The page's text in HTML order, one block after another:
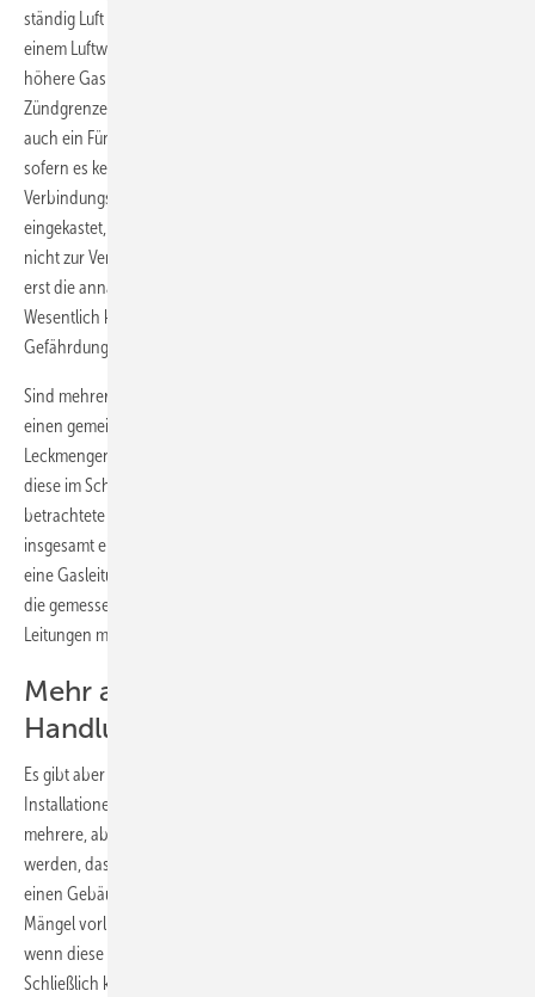
ständig Luft hinein und ausgetretenes Gas verlässt den Raum. Bei
einem Luftwechsel•= 0,4 entsteht unter diesen Bedingungen keine
höhere Gaskonzentration als von 1,25 Volumenprozent. Da die untere
Zündgrenze von Erdgas bei rund vier Volumenprozent liegt, kann
auch ein Fünf-Liter-Leck noch vier Wochen lang geduldet werden,
sofern es keinen Gasgeruch verursacht. Wurde die an
Verbindungsstellen undichte Gasleitung aber teilweise unbelüftet
eingekastet, steht ein Rauminhalt von 1000 Litern in diesem Kasten
nicht zur Verfügung. Muss hier das Leck vermutet werden, sind nicht
erst die annähernd fünf Liter Gasaustritt in der Stunde bedenklich.
Wesentlich kleinere Mengen können in diesem Fall schon eine
Gefährdung bedeuten.
Sind mehrere Gasleitungen in ei­nem Gebäude ins­talliert, die durch
einen gemeinsamen Installationsschacht verlaufen, müssen ihre
Leckmengen addiert werden, wenn angenommen werden muss, dass
diese im Schacht austreten. So können zum Beispiel drei für sich
betrachtete Leitungen, die jeweils unbeschränkt gebrauchsfähig sind,
insgesamt einen Handlungsbedarf bedeuten. Es zeigt sich wieder: Wer
eine Gasleitung sicherheitstechnisch bewerten will, der darf nicht nur
die gemessene Leckage in die Waagschale werfen. Er muss die
Leitungen mit ihren Installationsumständen als ein Ganzes sehen.
Mehr als ein Liter Leck – und kein
Handlungsbedarf
Es gibt aber auch Fälle, da ist genau das Gegenteil sinnvoll. Etwa bei
Installationen in größeren Gebäuden, in denen Leitungen durch
mehrere, abgeschottete Gebäudebereiche führen. Kann festgestellt
werden, dass die Leckage eines jeden Leitungsteils innerhalb jeweils
einen Gebäudebereiches unter 1 l/h beträgt und keine weiteren
Mängel vorliegen, ist die Leitung in Ordnung. Und das auch dann,
wenn diese insgesamt einen Gasverlust von 1 l/h hat oder mehr.
Schließlich können die Gasmengen, die in den einzelnen